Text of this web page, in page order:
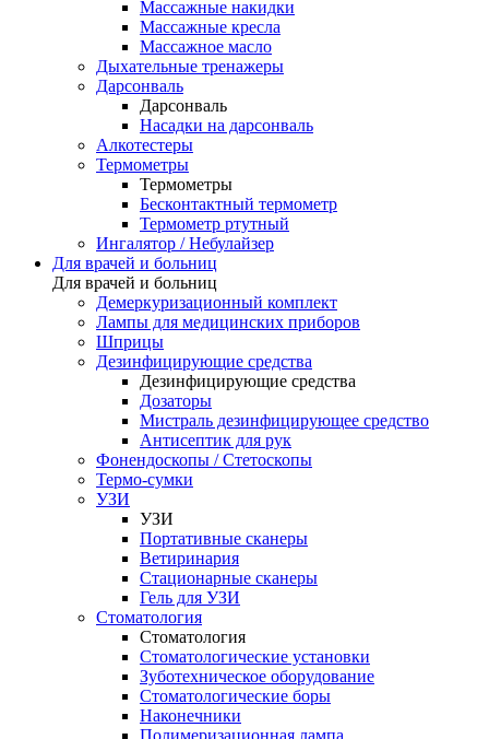
Массажные накидки
Массажные кресла
Массажное масло
Дыхательные тренажеры
Дарсонваль
Дарсонваль
Насадки на дарсонваль
Алкотестеры
Термометры
Термометры
Бесконтактный термометр
Термометр ртутный
Ингалятор / Небулайзер
Для врачей и больниц
Для врачей и больниц
Демеркуризационный комплект
Лампы для медицинских приборов
Шприцы
Дезинфицирующие средства
Дезинфицирующие средства
Дозаторы
Мистраль дезинфицирующее средство
Антисептик для рук
Фонендоскопы / Стетоскопы
Термо-сумки
УЗИ
УЗИ
Портативные сканеры
Ветиринария
Стационарные сканеры
Гель для УЗИ
Стоматология
Стоматология
Стоматологические установки
Зуботехническое оборудование
Стоматологические боры
Наконечники
Полимеризационная лампа